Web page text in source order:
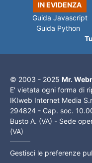
IN EVIDENZA
Guida Javascript
Guida Python
© 2003 - 2025 Mr.
E' vietata ogni forma di
IKIweb Internet Media
294824 - Cap. soc.
Busto A. (VA) - Sede
(VA)
Gestisci le preferenze